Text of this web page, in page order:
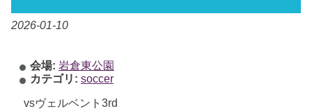
2026-01-10
会場: 岩倉東公園
カテゴリ: soccer
vsヴェルベント3rd